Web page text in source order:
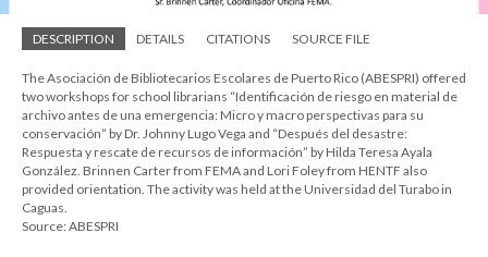
DESCRIPTION DETAILS CITATIONS SOURCE FILE
The Asociación de Bibliotecarios Escolares de Puerto Rico (ABESPRI) offered
two workshops for school librarians “Identificación de riesgo en material de
archivo antes de una emergencia: Micro y macro perspectivas para su
conservación” by Dr. Johnny Lugo Vega and “Después del desastre:
Respuesta y rescate de recursos de información” by Hilda Teresa Ayala
González. Brinnen Carter from FEMA and Lori Foley from HENTF also
provided orientation. The activity was held at the Universidad del Turabo in
Caguas.
Source: ABESPRI